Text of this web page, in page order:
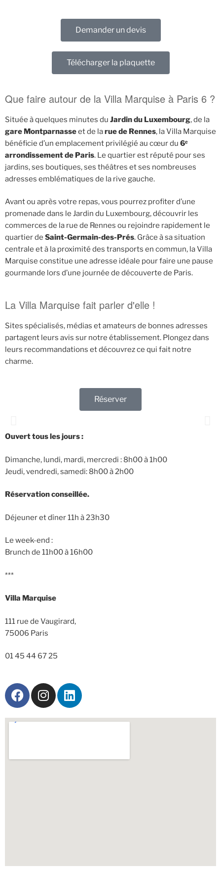
Demander un devis
Télécharger la plaquette
Que faire autour de la Villa Marquise à Paris 6 ?
Située à quelques minutes du Jardin du Luxembourg, de la
gare Montparnasseet de larue de Rennes, la Villa Marquise
bénéficie d’un emplacement privilégié au cœur du 6ᵉ
arrondissement de Paris. Le quartier est réputé pour ses
jardins, ses boutiques, ses théâtres et ses nombreuses
adresses emblématiques de la rive gauche.
Avant ou après votre repas, vous pourrez profiter d’une
promenade dans le Jardin du Luxembourg, découvrir les
commerces de la rue de Rennes ou rejoindre rapidement le
quartier de Saint-Germain-des-Prés. Grâce à sa situation
centrale et à la proximité des transports en commun, la Villa
Marquise constitue une adresse idéale pour faire une pause
gourmande lors d’une journée de découverte de Paris.
La Villa Marquise fait parler d'elle !
Sites spécialisés, médias et amateurs de bonnes adresses
partagent leurs avis sur notre établissement. Plongez dans
leurs recommandations et découvrez ce qui fait notre
charme.
Réserver
Ouvert tous les jours :
Dimanche, lundi, mardi, mercredi : 8h00 à 1h00
Jeudi, vendredi, samedi: 8h00 à 2h00
Réservation conseillée.
Déjeuner et dîner 11h à 23h30
Le week-end :
Brunch de 11h00 à 16h00
***
Villa Marquise
111 rue de Vaugirard,
75006 Paris
01 45 44 67 25